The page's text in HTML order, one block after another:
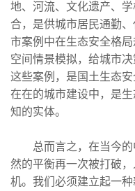
地、河流、文化遗产、
合，是供城市居民通勤
市案例中在生态安全格
空间情景模拟，给城市
这些案例，是国土生态
在在的城市建设中，是
知的实体。
总而言之，在当今的
然的平衡再一次被打破
机。我们必须建立起一